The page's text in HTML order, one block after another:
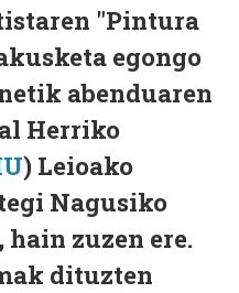
"Pintura
egongo
abenduaren
Herriko
) Leioako
Nagusiko
zuzen ere.
dituzten